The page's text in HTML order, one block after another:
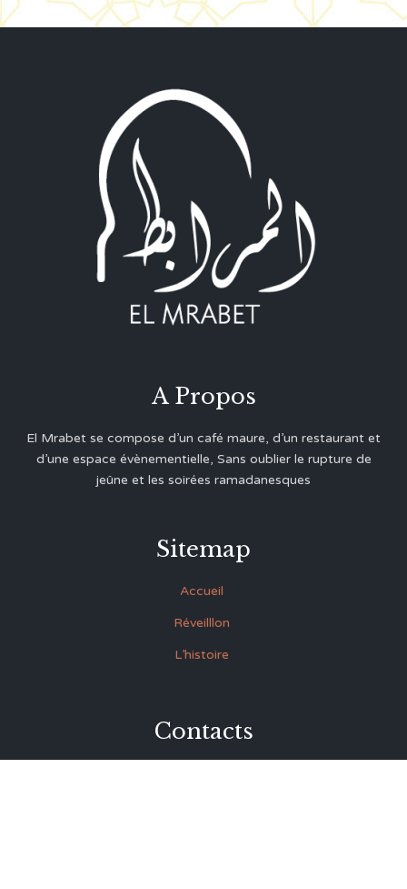
A Propos
El Mrabet se compose d’un café maure, d’un restaurant et
d’une espace évènementielle, Sans oublier le rupture de
jeûne et les soirées ramadanesques
Sitemap
Accueil
Réveilllon
L’histoire
Contacts